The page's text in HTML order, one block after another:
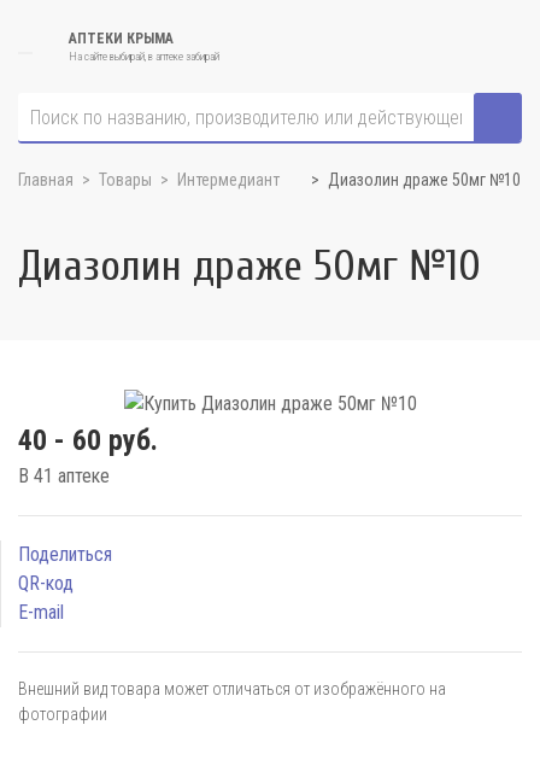
АПТЕКИ КРЫМА
На сайте выбирай, в аптеке забирай
Главная Товары Интермедиант Диазолин драже 50мг №10
Диазолин драже 50мг №10
40 - 60 руб.
В 41 аптеке
Поделиться
QR-код
E-mail
Внешний вид товара может отличаться от изображённого на
фотографии